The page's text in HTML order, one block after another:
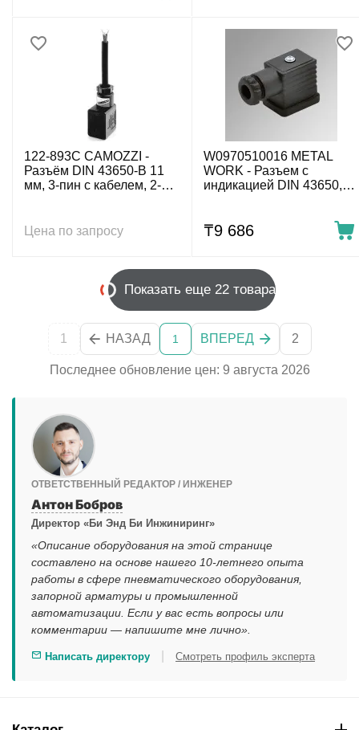
122-893C CAMOZZI -
Разъём DIN 43650-B 11
мм, 3-пин с кабелем, 2-
Цена по запросу
W0970510016 METAL
WORK - Разъем с
индикацией DIN 43650,
₸9 686
Показать еще 22 товара
1 НАЗАД 1 ВПЕРЕД 2
Последнее обновление цен: 9 августа 2026
ОТВЕТСТВЕННЫЙ РЕДАКТОР / ИНЖЕНЕР
Антон Бобров
Директор «Би Энд Би Инжиниринг»
«Описание оборудования на этой странице
составлено на основе нашего 10-летнего опыта
работы в сфере пневматического оборудования,
запорной арматуры и промышленной
автоматизации. Если у вас есть вопросы или
комментарии — напишите мне лично».
Написать директору Смотреть профиль эксперта